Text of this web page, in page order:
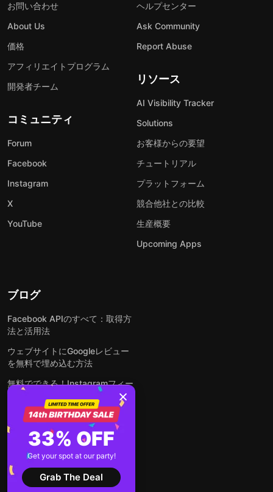
お問い合わせ
About Us
価格
アフィリエイトプログラム
開発者チーム
コミュニティ
Forum
Facebook
Instagram
X
YouTube
ヘルプセンター
Ask Community
Report Abuse
リソース
AI Visibility Tracker
Solutions
お客様からの要望
チュートリアル
プラットフォーム
競合他社との比較
生産概要
Upcoming Apps
ブログ
Facebook APIのすべて：取得方
法と活用法
ウェブサイトにGoogleレビュー
を無料で埋め込む方法
無料でできる！Instagramフィー
ドをウェブサイトに埋め込む方法
どんなウェブサイトにも無料でフ
ォームを埋め込む方法
WordPressサイトにLinkedInフ
ィードを埋め込む方法は？
全ての投稿を見る
33% OFF
Get your spot at our party!
Grab The Deal